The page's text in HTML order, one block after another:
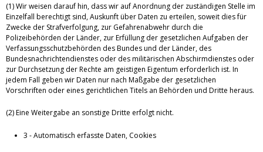
(1) Wir weisen darauf hin, dass wir auf Anordnung der zuständigen Stelle im
Einzelfall berechtigt sind, Auskunft über Daten zu erteilen, soweit dies für
Zwecke der Strafverfolgung, zur Gefahrenabwehr durch die
Polizeibehörden der Länder, zur Erfüllung der gesetzlichen Aufgaben der
Verfassungsschutzbehörden des Bundes und der Länder, des
Bundesnachrichtendienstes oder des militärischen Abschirmdienstes oder
zur Durchsetzung der Rechte am geistigen Eigentum erforderlich ist. In
jedem Fall geben wir Daten nur nach Maßgabe der gesetzlichen
Vorschriften oder eines gerichtlichen Titels an Behörden und Dritte heraus.
(2) Eine Weitergabe an sonstige Dritte erfolgt nicht.
3 - Automatisch erfasste Daten, Cookies